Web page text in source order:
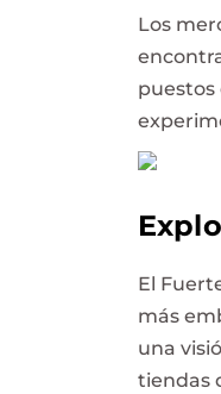
Los
puestos
El
más
una
tiendas